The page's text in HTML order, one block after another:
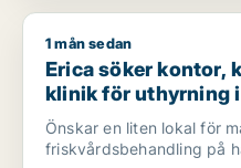
Erica söker kontor,
1 mån sedan
Erica söker kontor,
klinik för uthyrning
Önskar en liten lokal för
friskvårdsbehandling på